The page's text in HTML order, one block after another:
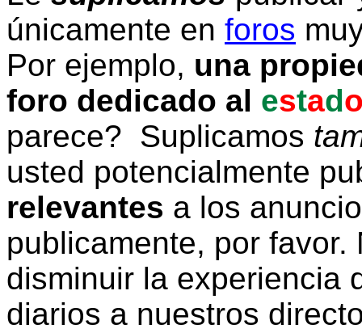
únicamente en foros
Por ejemplo, una
foro dedicado al estad
parece? Suplicamos
usted potencialmente
relevantes a los
publicamente, por
disminuir la experiencia
diarios a nuestros